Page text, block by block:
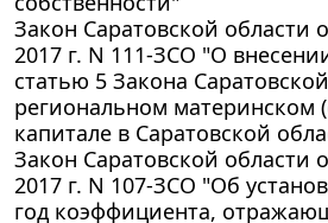
Закон Саратовской области
2017 г. N 111-ЗСО "О
статью 5 Закона
региональном материнском
капитале в Саратовской
Закон Саратовской области
2017 г. N 107-ЗСО "Об
год коэффициента,